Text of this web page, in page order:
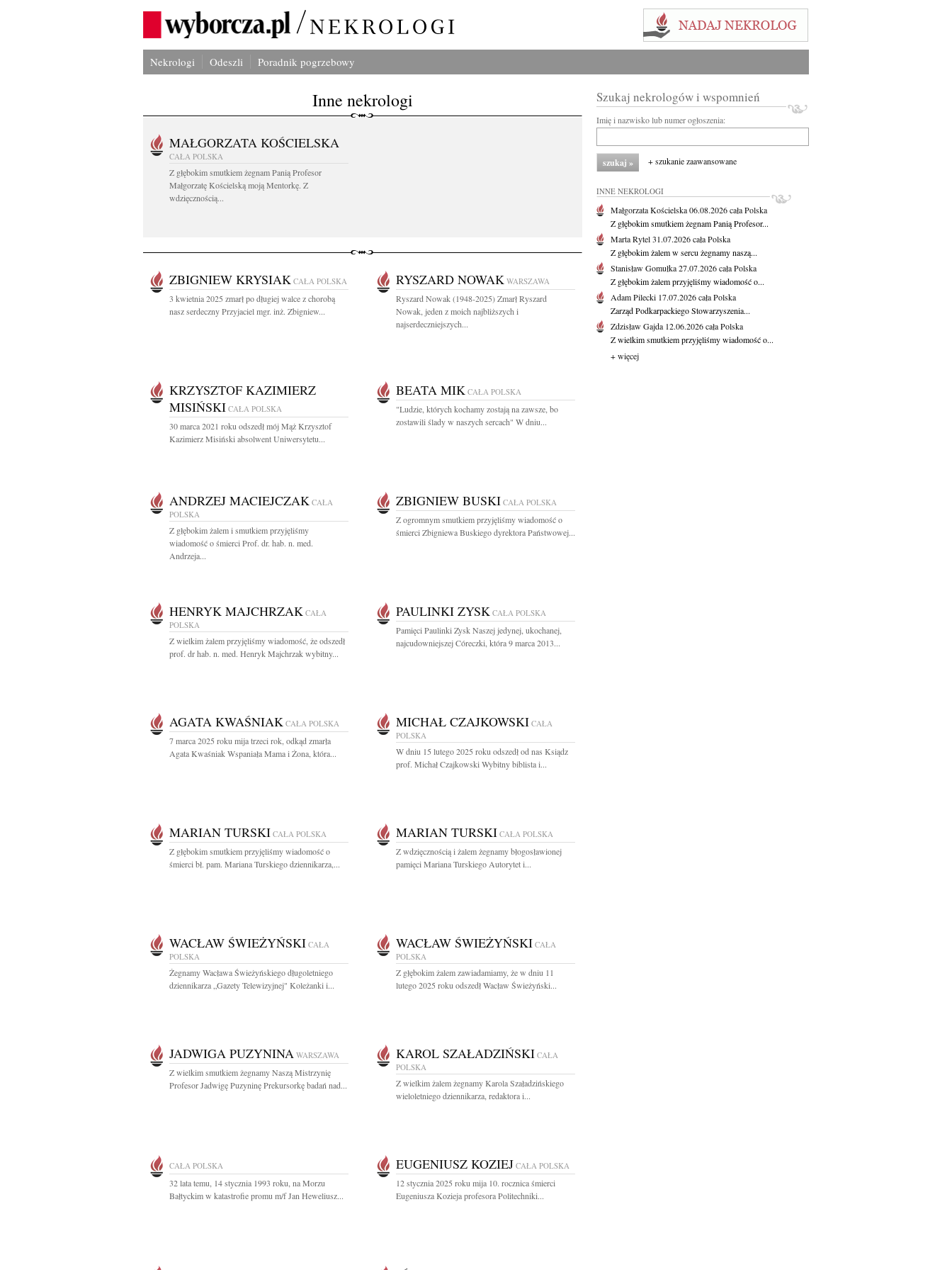
Nekrologi Odeszli Poradnik pogrzebowy
Inne nekrologi
MAŁGORZATA KOŚCIELSKA
CAŁA POLSKA
Z głębokim smutkiem żegnam Panią Profesor
Małgorzatę Kościelską moją Mentorkę. Z
wdzięcznością...
ZBIGNIEW KRYSIAK CAŁA POLSKA
3 kwietnia 2025 zmarł po długiej walce z chorobą
nasz serdeczny Przyjaciel mgr. inż. Zbigniew...
RYSZARD NOWAK WARSZAWA
Ryszard Nowak (1948-2025) Zmarł Ryszard
Nowak, jeden z moich najbliższych i
najserdeczniejszych...
KRZYSZTOF KAZIMIERZ
MISIŃSKI CAŁA POLSKA
30 marca 2021 roku odszedł mój Mąż Krzysztof
Kazimierz Misiński absolwent Uniwersytetu...
BEATA MIK CAŁA POLSKA
"Ludzie, których kochamy zostają na zawsze, bo
zostawili ślady w naszych sercach" W dniu...
ANDRZEJ MACIEJCZAK CAŁA
POLSKA
Z głębokim żalem i smutkiem przyjęliśmy
wiadomość o śmierci Prof. dr. hab. n. med.
Andrzeja...
ZBIGNIEW BUSKI CAŁA POLSKA
Z ogromnym smutkiem przyjęliśmy wiadomość o
śmierci Zbigniewa Buskiego dyrektora Państwowej...
HENRYK MAJCHRZAK CAŁA
POLSKA
Z wielkim żalem przyjęliśmy wiadomość, że odszedł
prof. dr hab. n. med. Henryk Majchrzak wybitny...
PAULINKI ZYSK CAŁA POLSKA
Pamięci Paulinki Zysk Naszej jedynej, ukochanej,
najcudowniejszej Córeczki, która 9 marca 2013...
AGATA KWAŚNIAK CAŁA POLSKA
7 marca 2025 roku mija trzeci rok, odkąd zmarła
Agata Kwaśniak Wspaniała Mama i Żona, która...
MICHAŁ CZAJKOWSKI CAŁA
POLSKA
W dniu 15 lutego 2025 roku odszedł od nas Ksiądz
prof. Michał Czajkowski Wybitny biblista i...
MARIAN TURSKI CAŁA POLSKA
Z głębokim smutkiem przyjęliśmy wiadomość o
śmierci bł. pam. Mariana Turskiego dziennikarza,...
MARIAN TURSKI CAŁA POLSKA
Z wdzięcznością i żalem żegnamy błogosławionej
pamięci Mariana Turskiego Autorytet i...
WACŁAW ŚWIEŻYŃSKI CAŁA
POLSKA
Żegnamy Wacława Świeżyńskiego długoletniego
dziennikarza „Gazety Telewizyjnej" Koleżanki i...
WACŁAW ŚWIEŻYŃSKI CAŁA
POLSKA
Z głębokim żalem zawiadamiamy, że w dniu 11
lutego 2025 roku odszedł Wacław Świeżyński...
JADWIGA PUZYNINA WARSZAWA
Z wielkim smutkiem żegnamy Naszą Mistrzynię
Profesor Jadwigę Puzyninę Prekursorkę badań nad...
KAROL SZAŁADZIŃSKI CAŁA
POLSKA
Z wielkim żalem żegnamy Karola Szaładzińskiego
wieloletniego dziennikarza, redaktora i...
CAŁA POLSKA
32 lata temu, 14 stycznia 1993 roku, na Morzu
Bałtyckim w katastrofie promu m/f Jan Heweliusz...
EUGENIUSZ KOZIEJ CAŁA POLSKA
12 stycznia 2025 roku mija 10. rocznica śmierci
Eugeniusza Kozieja profesora Politechniki...
Szukaj nekrologów i wspomnień
Imię i nazwisko lub numer ogłoszenia:
+ szukanie zaawansowane
INNE NEKROLOGI
Małgorzata Kościelska06.08.2026cała Polska
Z głębokim smutkiem żegnam Panią Profesor...
Marta Rytel31.07.2026cała Polska
Z głębokim żalem w sercu żegnamy naszą...
Stanisław Gomułka27.07.2026cała Polska
Z głębokim żalem przyjęliśmy wiadomość o...
Adam Pilecki 17.07.2026cała Polska
Zarząd Podkarpackiego Stowarzyszenia...
Zdzisław Gajda 12.06.2026cała Polska
Z wielkim smutkiem przyjęliśmy wiadomość o...
+ więcej